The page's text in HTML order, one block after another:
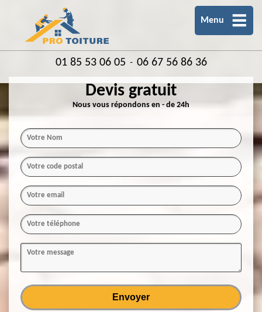
Menu
01 85 53 06 05 - 06 67 56 86 36
Devis gratuit
Nous vous répondons en - de 24h